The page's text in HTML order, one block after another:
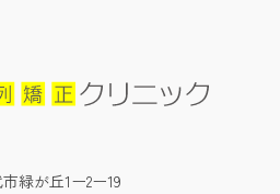
緑が丘1ー2ー19